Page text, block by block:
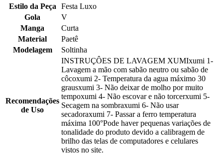
Estilo da Peça
Festa Luxo
Gola
V
Manga
Curta
Material
Paetê
Modelagem
Soltinha
Recomendações
de Uso
INSTRUÇÔES DE LAVAGEM XUMIxumi 1-
Lavagem a mão com sabão neutro ou sabão de
côcoxumi 2- Temperatura da agua máximo 30
grausxumi 3- Não deixar de molho por muito
tempoxumi 4- Não escovar e não torcerxumi 5-
Secagem na sombraxumi 6- Não usar
secadoraxumi 7- Passar a ferro temperatura
máxima 100°Pode haver pequenas variações de
tonalidade do produto devido a calibragem de
brilho das telas de computadores e celulares
vistos no site.